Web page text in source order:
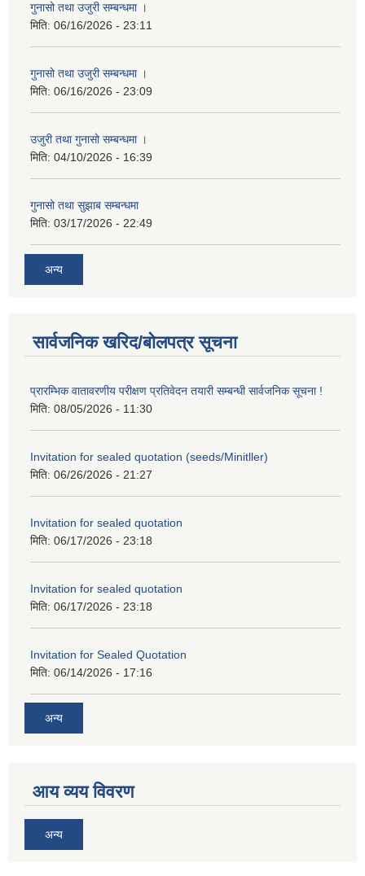
गुनासो तथा उजुरी सम्बन्धमा ।
मिति: 06/16/2026 - 23:11
गुनासो तथा उजुरी सम्बन्धमा ।
मिति: 06/16/2026 - 23:09
उजुरी तथा गुनासो सम्बन्धमा ।
मिति: 04/10/2026 - 16:39
गुनासो तथा सुझाब सम्बन्धमा
मिति: 03/17/2026 - 22:49
अन्य
सार्वजनिक खरिद/बोलपत्र सूचना
प्रारम्भिक वातावरणीय परीक्षण प्रतिवेदन तयारी सम्बन्धी सार्वजनिक सूचना !
मिति: 08/05/2026 - 11:30
Invitation for sealed quotation (seeds/Minitller)
मिति: 06/26/2026 - 21:27
Invitation for sealed quotation
मिति: 06/17/2026 - 23:18
Invitation for sealed quotation
मिति: 06/17/2026 - 23:18
Invitation for Sealed Quotation
मिति: 06/14/2026 - 17:16
अन्य
आय व्यय विवरण
अन्य